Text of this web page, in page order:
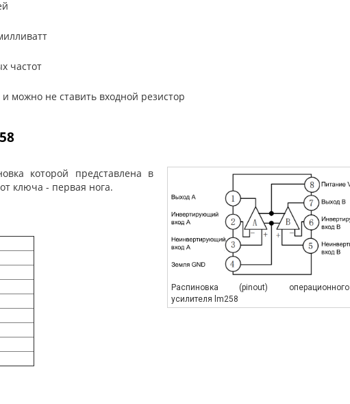
частот
можно не ставить входной резистор
Распиновка (pinout) операционного
усилителя lm258
которой представлена в
ключа - первая нога.